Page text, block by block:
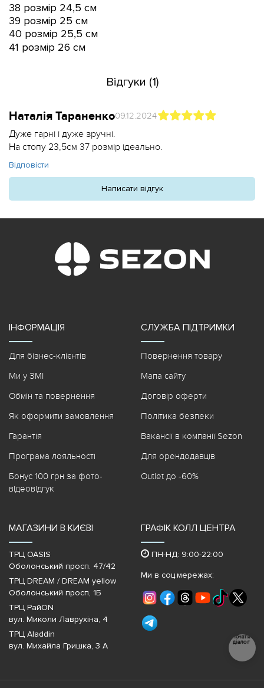
38 розмір 24,5 см
39 розмір 25 см
40 розмір 25,5 см
41 розмір 26 см
Відгуки (1)
Наталія Тараненко09.12.2024
Дуже гарні і дуже зручні.
На стопу 23,5см 37 розмір ідеально.
Відповісти
Написати відгук
ІНФОРМАЦІЯ
Для бізнес-клієнтів
Ми у ЗМІ
Обмін та повернення
Як оформити замовлення
Гарантія
Програма лояльності
Бонус 100 грн за фото-
відеовідгук
СЛУЖБА ПІДТРИМКИ
Повернення товару
Мапа сайту
Договір оферти
Політика безпеки
Вакансії в компанії Sezon
Для орендодавців
Outlet до -60%
МАГАЗИНИ В КИЄВІ
ТРЦ OASIS
Оболонський просп. 47/42
ТРЦ DREAM / DREAM yellow
Оболонський просп, 1Б
ТРЦ РайON
вул. Миколи Лаврухіна, 4
ТРЦ Aladdin
вул. Михайла Гришка, 3 А
ГРАФІК КОЛЛ ЦЕНТРА
ПН-НД: 9:00-22:00
Ми в соц.мережах:
Почати
діалог